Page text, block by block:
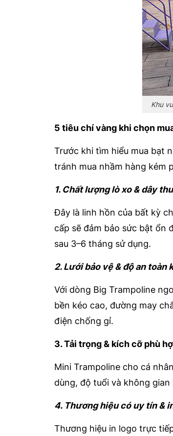
Khu
5 tiêu chí vàng khi chọn
Trước khi tìm hiểu mua bạt
tránh mua nhầm hàng kém
1. Chất lượng lò xo & dây
Đây là linh hồn của bất kỳ
cấp sẽ đảm bảo sức bật ổn
sau 3–6 tháng sử dụng.
2. Lưới bảo vệ & độ an toàn
Với dòng Big Trampoline
bền kéo cao, đường may
điện chống gỉ.
3. Tải trọng & kích cỡ phù
Mini Trampoline cho cá
dùng, độ tuổi và không
4. Thương hiệu có uy tín &
Thương hiệu in logo trực